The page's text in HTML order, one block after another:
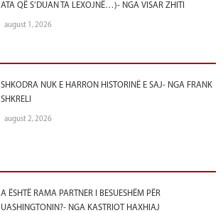
ATA QË S’DUAN TA LEXOJNË…)- NGA VISAR ZHITI
august 1, 2026
SHKODRA NUK E HARRON HISTORINË E SAJ- NGA FRANK
SHKRELI
august 2, 2026
A ËSHTË RAMA PARTNER I BESUESHËM PËR
UASHINGTONIN?- NGA KASTRIOT HAXHIAJ